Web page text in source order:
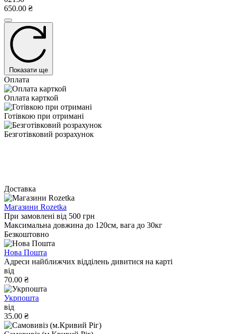
650.00 ₴
Показати ще
Оплата
Оплата карткой
Готівкою при отримані
Безготівковий розрахунок
Доставка
Магазини Rozetka
При замовлені від 500 грн
Максимальна довжина до 120см, вага до 30кг
Безкоштовно
Нова Пошта
Адреси найближчих відділень дивитися на карті
від
70.00 ₴
Укрпошта
від
35.00 ₴